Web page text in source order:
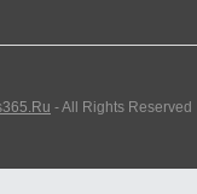
- All Rights Reserved